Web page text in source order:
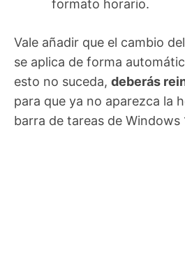
formato horario.
Vale añadir que el cambio
se aplica de forma
esto no suceda, deberás
para que ya no aparezca la
barra de tareas de Windows